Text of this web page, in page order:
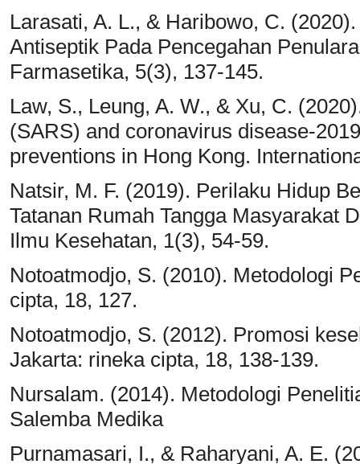
Larasati, A. L., & Haribowo, C.
Antiseptik Pada Pencegahan
Farmasetika, 5(3), 137-145.
Law, S., Leung, A. W., & Xu, C.
(SARS) and coronavirus disease-
preventions in Hong Kong.
Natsir, M. F. (2019). Perilaku Hidup
Tatanan Rumah Tangga Masyarakat
Ilmu Kesehatan, 1(3), 54-59.
Notoatmodjo, S. (2010). Metodologi
cipta, 18, 127.
Notoatmodjo, S. (2012). Promosi
Jakarta: rineka cipta, 18, 138-139.
Nursalam. (2014). Metodologi
Salemba Medika
Purnamasari, I., & Raharyani, A. E.